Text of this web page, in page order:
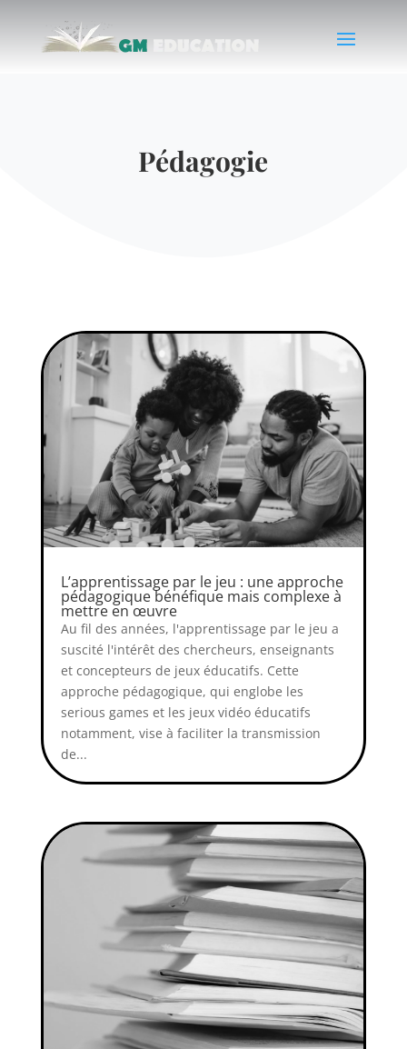
Pédagogie
L’apprentissage par le jeu : une approche
pédagogique bénéfique mais complexe à
mettre en œuvre
Au fil des années, l'apprentissage par le jeu a
suscité l'intérêt des chercheurs, enseignants
et concepteurs de jeux éducatifs. Cette
approche pédagogique, qui englobe les
serious games et les jeux vidéo éducatifs
notamment, vise à faciliter la transmission
de...